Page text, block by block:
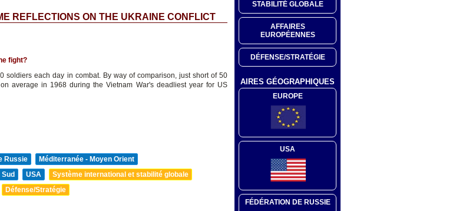
REFLECTIONS ON THE UKRAINE CONFLICT
fight?
soldiers each day in combat. By way of comparison, just short of 50
average in 1968 during the Vietnam War's deadliest year for US
Russie
Méditerranée - Moyen Orient
USA
Système international et stabilité globale
Défense/Stratégie
STABILITÉ GLOBALE
AFFAIRES
EUROPÉENNES
DÉFENSE/STRATÉGIE
AIRES GÉOGRAPHIQUES
EUROPE
USA
FÉDÉRATION DE RUSSIE